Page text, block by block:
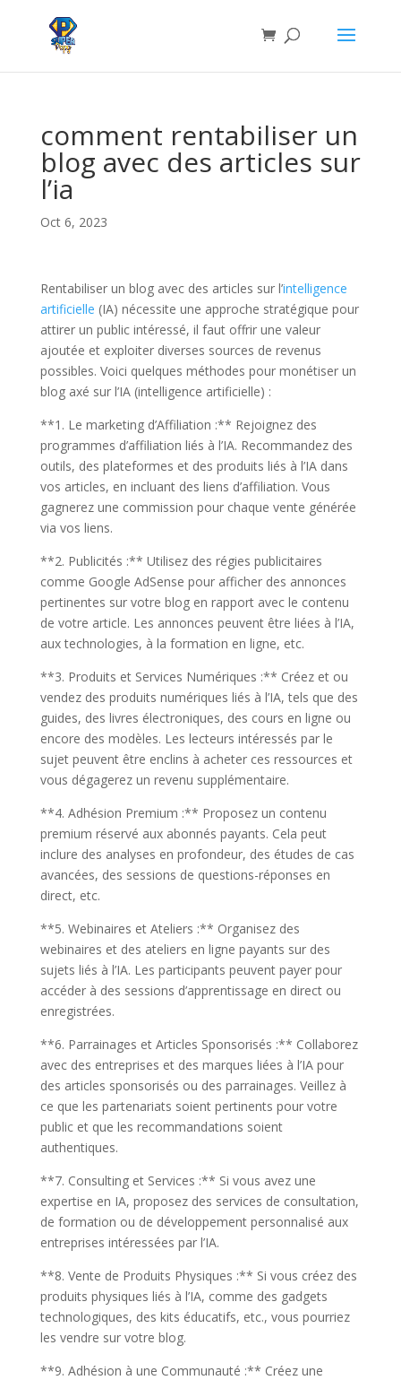
comment rentabiliser un
blog avec des articles sur
l’ia
Oct 6, 2023
Rentabiliser un blog avec des articles sur l’intelligence
artificielle (IA) nécessite une approche stratégique pour
attirer un public intéressé, il faut offrir une valeur
ajoutée et exploiter diverses sources de revenus
possibles. Voici quelques méthodes pour monétiser un
blog axé sur l’IA (intelligence artificielle) :
**1. Le marketing d’Affiliation :** Rejoignez des
programmes d’affiliation liés à l’IA. Recommandez des
outils, des plateformes et des produits liés à l’IA dans
vos articles, en incluant des liens d’affiliation. Vous
gagnerez une commission pour chaque vente générée
via vos liens.
**2. Publicités :** Utilisez des régies publicitaires
comme Google AdSense pour afficher des annonces
pertinentes sur votre blog en rapport avec le contenu
de votre article. Les annonces peuvent être liées à l’IA,
aux technologies, à la formation en ligne, etc.
**3. Produits et Services Numériques :** Créez et ou
vendez des produits numériques liés à l’IA, tels que des
guides, des livres électroniques, des cours en ligne ou
encore des modèles. Les lecteurs intéressés par le
sujet peuvent être enclins à acheter ces ressources et
vous dégagerez un revenu supplémentaire.
**4. Adhésion Premium :** Proposez un contenu
premium réservé aux abonnés payants. Cela peut
inclure des analyses en profondeur, des études de cas
avancées, des sessions de questions-réponses en
direct, etc.
**5. Webinaires et Ateliers :** Organisez des
webinaires et des ateliers en ligne payants sur des
sujets liés à l’IA. Les participants peuvent payer pour
accéder à des sessions d’apprentissage en direct ou
enregistrées.
**6. Parrainages et Articles Sponsorisés :** Collaborez
avec des entreprises et des marques liées à l’IA pour
des articles sponsorisés ou des parrainages. Veillez à
ce que les partenariats soient pertinents pour votre
public et que les recommandations soient
authentiques.
**7. Consulting et Services :** Si vous avez une
expertise en IA, proposez des services de consultation,
de formation ou de développement personnalisé aux
entreprises intéressées par l’IA.
**8. Vente de Produits Physiques :** Si vous créez des
produits physiques liés à l’IA, comme des gadgets
technologiques, des kits éducatifs, etc., vous pourriez
les vendre sur votre blog.
**9. Adhésion à une Communauté :** Créez une